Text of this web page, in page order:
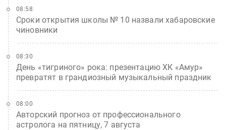
Сроки открытия школы № 10 назвали хабаровские
чиновники
08:58
День «тигриного» рока: презентацию ХК «Амур»
превратят в грандиозный музыкальный праздник
08:30
Авторский прогноз от профессионального
астролога на пятницу, 7 августа
08:00